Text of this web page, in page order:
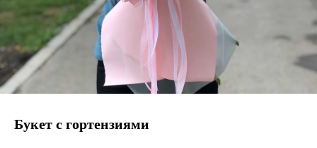
Букет с гортензиями